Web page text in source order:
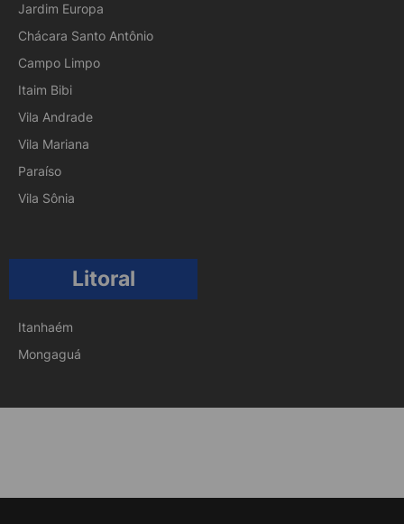
Jardim Europa
Chácara Santo Antônio
Campo Limpo
Itaim Bibi
Vila Andrade
Vila Mariana
Paraíso
Vila Sônia
Litoral
Itanhaém
Mongaguá